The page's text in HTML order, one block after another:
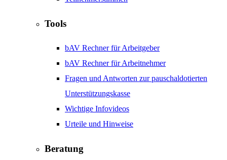
Tools
bAV Rechner für Arbeitgeber
bAV Rechner für Arbeitnehmer
Fragen und Antworten zur pauschaldotierten
Unterstützungskasse
Wichtige Infovideos
Urteile und Hinweise
Beratung